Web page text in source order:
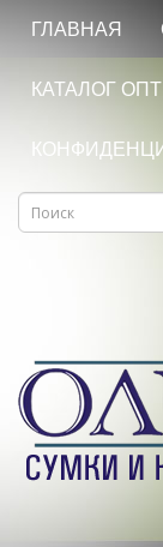
ГЛАВНАЯ
КАТАЛОГ ОПТ